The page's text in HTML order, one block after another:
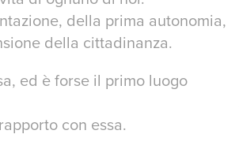
della prima autonomia,
della cittadinanza.
ed è forse il primo luogo
con essa.